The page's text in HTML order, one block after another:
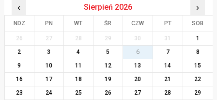
‹ Sierpień 2026 ›
NDZ PN WT ŚR CZW PT SOB
26 27 28 29 30 31
1
2
3 4 5 6 7
8
9
10 11 12 13 14
15
16
17 18 19 20 21
22
23
24 25 26 27 28
29